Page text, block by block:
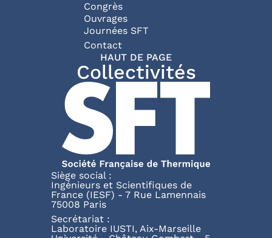
Congrès
Ouvrages
Journées SFT
Pied de page
Contact
HAUT DE PAGE
Collectivités
Siège social :
Ingénieurs et Scientifiques de
France (IESF) - 7 Rue Lamennais
75008 Paris
Secrétariat :
Laboratoire IUSTI, Aix-Marseille